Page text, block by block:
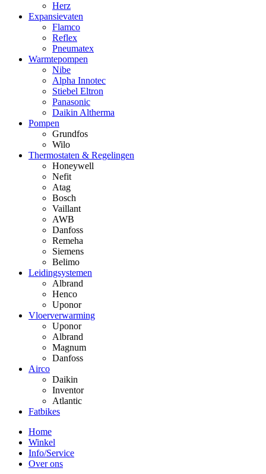
Herz
Expansievaten
Flamco
Reflex
Pneumatex
Warmtepompen
Nibe
Alpha Innotec
Stiebel Eltron
Panasonic
Daikin Altherma
Pompen
Grundfos
Wilo
Thermostaten & Regelingen
Honeywell
Nefit
Atag
Bosch
Vaillant
AWB
Danfoss
Remeha
Siemens
Belimo
Leidingsystemen
Albrand
Henco
Uponor
Vloerverwarming
Uponor
Albrand
Magnum
Danfoss
Airco
Daikin
Inventor
Atlantic
Fatbikes
Home
Winkel
Info/Service
Over ons